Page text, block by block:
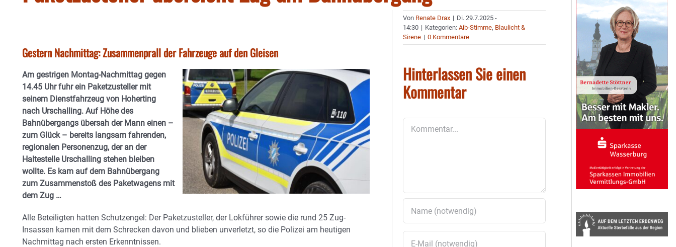
Gestern Nachmittag: Zusammenprall der Fahrzeuge auf den Gleisen
Am gestrigen Montag-Nachmittag gegen
14.45 Uhr fuhr ein Paketzusteller mit
seinem Dienstfahrzeug von Hoherting
nach Urschalling. Auf Höhe des
Bahnübergangs übersah der Mann einen –
zum Glück – bereits langsam fahrenden,
regionalen Personenzug, der an der
Haltestelle Urschalling stehen bleiben
wollte. Es kam auf dem Bahnübergang
zum Zusammenstoß des Paketwagens mit
dem Zug …
Alle Beteiligten hatten Schutzengel: Der Paketzusteller, der Lokführer sowie die rund 25 Zug-
Insassen kamen mit dem Schrecken davon und blieben unverletzt, so die Polizei am heutigen
Nachmittag nach ersten Erkenntnissen.
Von Renate Drax | Di. 29.7.2025 -
14:30 | Kategorien:Aib-Stimme, Blaulicht &
Sirene | 0 Kommentare
Hinterlassen Sie einen
Kommentar